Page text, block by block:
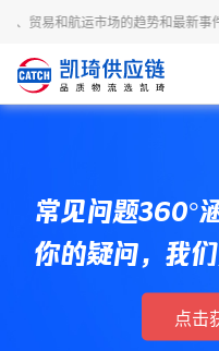
、贸易和航运市场的趋势和最新事
常见问题360°
你的疑问，我
点击